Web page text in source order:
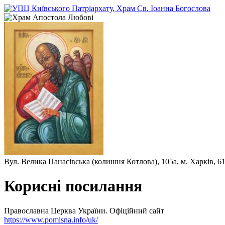
Вул. Велика Панасівська (колишня Котлова), 105а, м. Харків,
Корисні посилання
Православна Церква України. Офіційний сайт
https://www.pomisna.info/uk/